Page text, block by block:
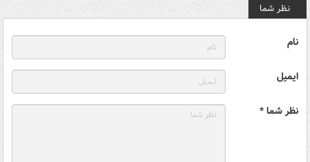
نظر شما
نام
ایمیل
نظر شما *